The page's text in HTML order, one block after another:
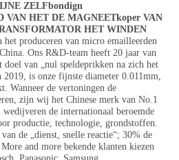
ZELFbondign
VAN HET DE MAGNEETkoper VAN
HET WINDEN
produceren van micro emailleerden
Ons R&D-team heeft 20 jaar van
van „nul speldeprikken na zich het
is onze fijnste diameter 0.011mm,
Wanneer de vertoningen de
zijn wij het Chinese merk van No.1
de internationaal beroemde
productie, technologie, grondstoffen.
de „dienst, snelle reactie“; 30% de
and more bekende klanten kiezen